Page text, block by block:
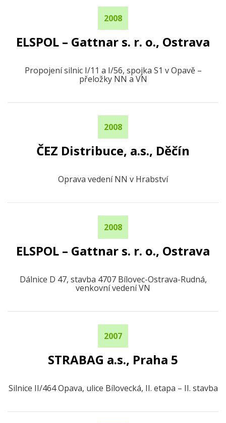
2008
ELSPOL – Gattnar s. r. o., Ostrava
Propojení silnic I/11 a I/56, spojka S1 v Opavě –
přeložky NN a VN
2008
ČEZ Distribuce, a.s., Děčín
Oprava vedení NN v Hrabství
2008
ELSPOL – Gattnar s. r. o., Ostrava
Dálnice D 47, stavba 4707 Bílovec-Ostrava-Rudná,
venkovní vedení VN
2007
STRABAG a.s., Praha 5
Silnice II/464 Opava, ulice Bílovecká, II. etapa – II. stavba